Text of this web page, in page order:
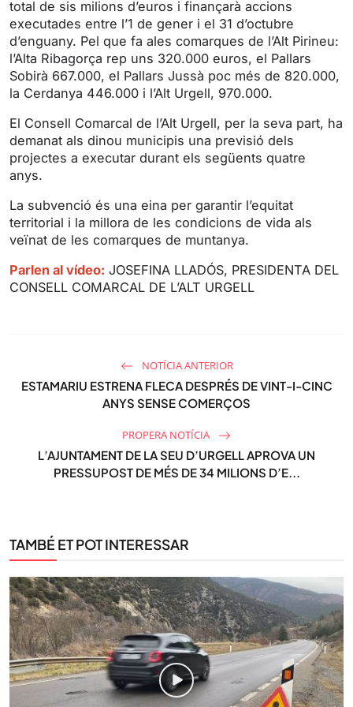
n
g
s
l
r
total de sis milions d’euros i finançarà accions
executades entre l’1 de gener i el 31 d’octubre
d’enguany. Pel que fa ales comarques de l’Alt Pirineu:
l’Alta Ribagorça rep uns 320.000 euros, el Pallars
Sobirà 667.000, el Pallars Jussà poc més de 820.000,
la Cerdanya 446.000 i l’Alt Urgell, 970.000.
El Consell Comarcal de l’Alt Urgell, per la seva part, ha
demanat als dinou municipis una previsió dels
projectes a executar durant els següents quatre
anys.
La subvenció és una eina per garantir l’equitat
territorial i la millora de les condicions de vida als
veïnat de les comarques de muntanya.
Parlen al vídeo: JOSEFINA LLADÓS, PRESIDENTA DEL
CONSELL COMARCAL DE L’ALT URGELL
NOTÍCIA ANTERIOR
ESTAMARIU ESTRENA FLECA DESPRÉS DE VINT-I-CINC
ANYS SENSE COMERÇOS
PROPERA NOTÍCIA
L’AJUNTAMENT DE LA SEU D’URGELL APROVA UN
PRESSUPOST DE MÉS DE 34 MILIONS D’E...
TAMBÉ ET POT INTERESSAR